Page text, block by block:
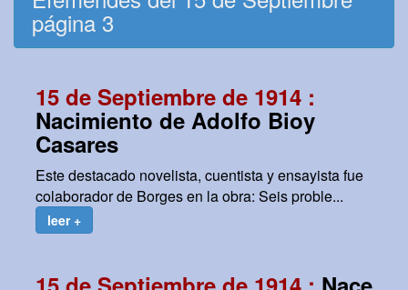
página 3
15 de Septiembre de 1914 :
Nacimiento de Adolfo Bioy
Casares
Este destacado novelista, cuentista y ensayista fue
colaborador de Borges en la obra: Seis proble...
leer +